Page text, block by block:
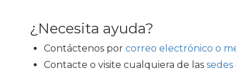
¿Necesita ayuda?
Contáctenos por correo electrónico o
Contacte o visite cualquiera de las